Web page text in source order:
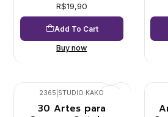
R$19,90
Add To Cart
Buy now
2365 STUDIO KAKO
30 Artes para